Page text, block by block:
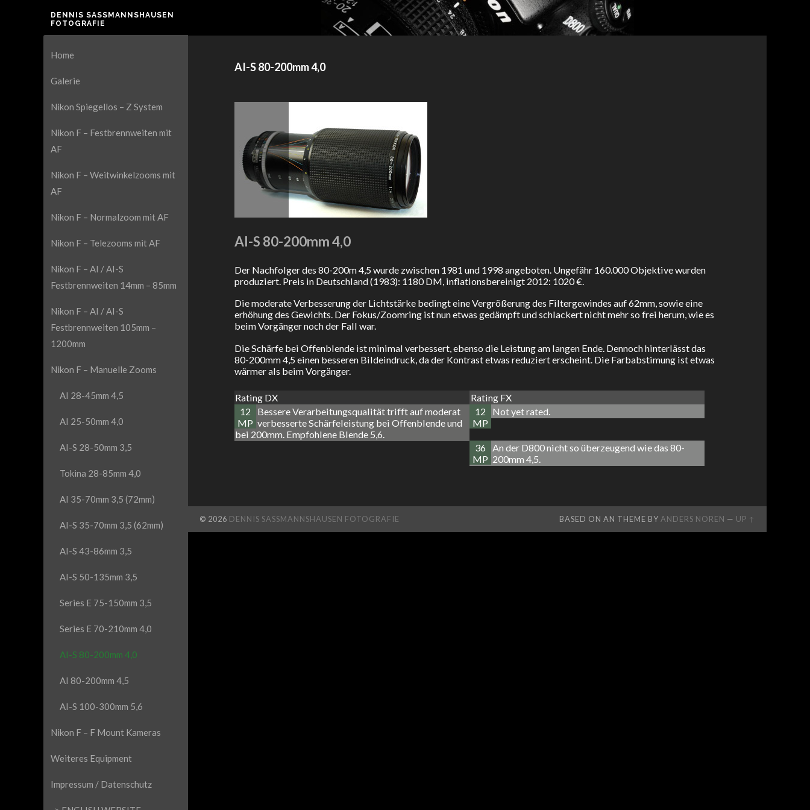
DENNIS SASSMANNSHAUSEN F
OTOGRAFIE
Home
Galerie
Nikon Spiegellos – Z System
Nikon F – Festbrennweiten mit
AF
Nikon F – Weitwinkelzooms mit
AF
Nikon F – Normalzoom mit AF
Nikon F – Telezooms mit AF
Nikon F – AI / AI-S
Festbrennweiten 14mm – 85mm
Nikon F – AI / AI-S
Festbrennweiten 105mm –
1200mm
Nikon F – Manuelle Zooms
AI 28-45mm 4,5
AI 25-50mm 4,0
AI-S 28-50mm 3,5
Tokina 28-85mm 4,0
AI 35-70mm 3,5 (72mm)
AI-S 35-70mm 3,5 (62mm)
AI-S 43-86mm 3,5
AI-S 50-135mm 3,5
Series E 75-150mm 3,5
Series E 70-210mm 4,0
AI-S 80-200mm 4,0
AI 80-200mm 4,5
AI-S 100-300mm 5,6
Nikon F – F Mount Kameras
Weiteres Equipment
Impressum / Datenschutz
AI-S 80-200mm 4,0
AI-S 80-200mm 4,0
Der Nachfolger des 80-200m 4,5 wurde zwischen 1981 und 1998 angeboten. Ungefähr 160.000 Objektive wurden
produziert. Preis in Deutschland (1983): 1180 DM, inflationsbereinigt 2012: 1020 €.
Die moderate Verbesserung der Lichtstärke bedingt eine Vergrößerung des Filtergewindes auf 62mm, sowie eine
erhöhung des Gewichts. Der Fokus/Zoomring ist nun etwas gedämpft und schlackert nicht mehr so frei herum, wie es
beim Vorgänger noch der Fall war.
Die Schärfe bei Offenblende ist minimal verbessert, ebenso die Leistung am langen Ende. Dennoch hinterlässt das
80-200mm 4,5 einen besseren Bildeindruck, da der Kontrast etwas reduziert erscheint. Die Farbabstimung ist etwas
wärmer als beim Vorgänger.
Rating DX
12
MP
Bessere Verarbeitungsqualität trifft auf moderat
verbesserte Schärfeleistung bei Offenblende und
bei 200mm. Empfohlene Blende 5,6.
Rating FX
12
MP
Not yet rated.
36
MP
An der D800 nicht so überzeugend wie das 80-
200mm 4,5.
© 2026 DENNIS SASSMANNSHAUSEN FOTOGRAFIE BASED ON AN THEME BY ANDERS NOREN — UP ↑